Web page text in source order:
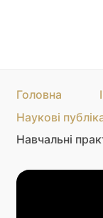
Головна
Наукові
Навчальні